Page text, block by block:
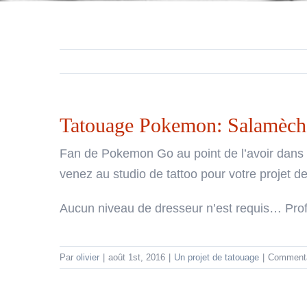
Tatouage Pokemon:
Fan de Pokemon Go au point de l’avoir
venez au studio de tattoo pour votre projet
Aucun niveau de dresseur n’est requis…
Par olivier | août 1st, 2016 | Un projet de tatouage |